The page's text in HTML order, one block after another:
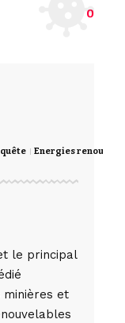
0
Energies
le principal
minières et